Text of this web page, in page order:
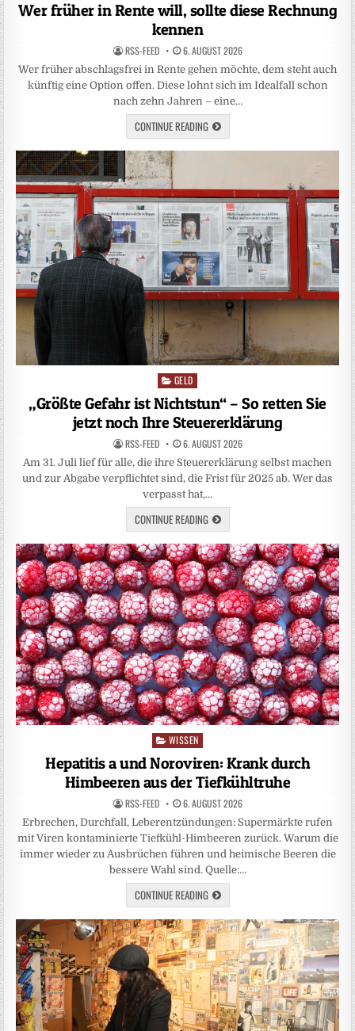
Wer früher in Rente will, sollte diese Rechnung
kennen
RSS-FEED 6. AUGUST 2026
Wer früher abschlagsfrei in Rente gehen möchte, dem steht auch
künftig eine Option offen. Diese lohnt sich im Idealfall schon
nach zehn Jahren – eine…
CONTINUE READING
Posted
in
GELD
„Größte Gefahr ist Nichtstun“ – So retten Sie
jetzt noch Ihre Steuererklärung
RSS-FEED 6. AUGUST 2026
Am 31. Juli lief für alle, die ihre Steuererklärung selbst machen
und zur Abgabe verpflichtet sind, die Frist für 2025 ab. Wer das
verpasst hat,…
CONTINUE READING
Posted
in
WISSEN
Hepatitis a und Noroviren: Krank durch
Himbeeren aus der Tiefkühltruhe
RSS-FEED 6. AUGUST 2026
Erbrechen, Durchfall, Leberentzündungen: Supermärkte rufen
mit Viren kontaminierte Tiefkühl-Himbeeren zurück. Warum die
immer wieder zu Ausbrüchen führen und heimische Beeren die
bessere Wahl sind. Quelle:…
CONTINUE READING